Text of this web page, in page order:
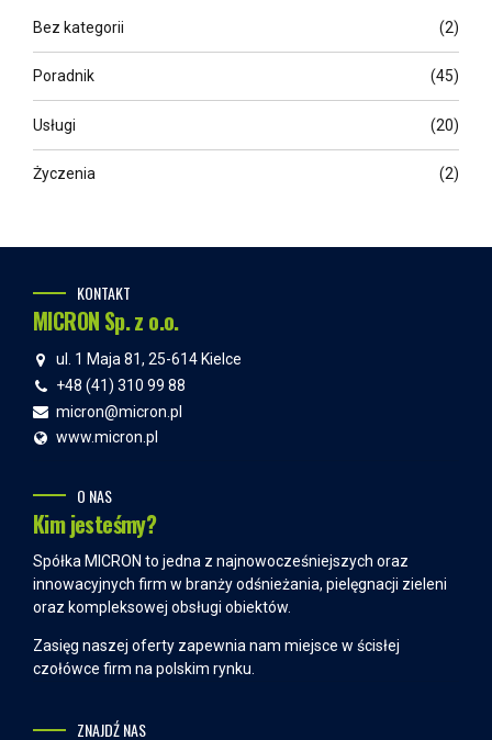
Bez kategorii (2)
Poradnik (45)
Usługi (20)
Życzenia (2)
KONTAKT
MICRON Sp. z o.o.
ul. 1 Maja 81, 25-614 Kielce
+48 (41) 310 99 88
micron@micron.pl
www.micron.pl
O NAS
Kim jesteśmy?
Spółka MICRON to jedna z najnowocześniejszych oraz
innowacyjnych firm w branży odśnieżania, pielęgnacji zieleni
oraz kompleksowej obsługi obiektów.
Zasięg naszej oferty zapewnia nam miejsce w ścisłej
czołówce firm na polskim rynku.
ZNAJDŹ NAS